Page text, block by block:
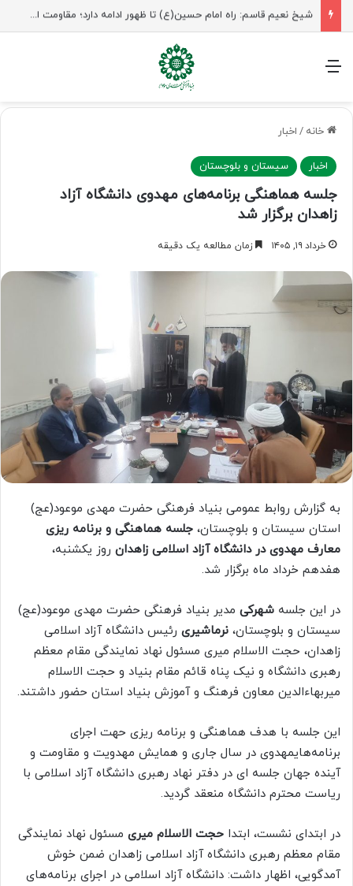
راهپیمایی اربعین، رزمایش منتظران ظهور
منو
خانه / اخبار
اخبار سیستان و بلوچستان
جلسه هماهنگی برنامه‌های مهدوی دانشگاه آزاد
زاهدان برگزار شد
خرداد ۱۹, ۱۴۰۵ زمان مطالعه یک دقیقه
به گزارش روابط عمومی بنیاد فرهنگی حضرت مهدی موعود(عج)
استان سیستان و بلوچستان، جلسه هماهنگی و برنامه ریزی
معارف مهدوی در دانشگاه آزاد اسلامی زاهدان روز یکشنبه،
هفدهم خرداد ماه برگزار شد.
در این جلسه شهرکی مدیر بنیاد فرهنگی حضرت مهدی موعود(عج)
سیستان و بلوچستان، نرماشیری رئیس دانشگاه آزاد اسلامی
زاهدان، حجت الاسلام میری مسئول نهاد نمایندگی مقام معظم
رهبری دانشگاه و نیک پناه قائم مقام بنیاد و حجت الاسلام
میربهاءالدین معاون فرهنگ و آموزش بنیاد استان حضور داشتند.
این جلسه با هدف هماهنگی و برنامه ریزی حهت اجرای
برنامه‌هایمهدوی در سال جاری و همایش مهدویت و مقاومت و
آینده جهان جلسه ای در دفتر نهاد رهبری دانشگاه آزاد اسلامی با
ریاست محترم دانشگاه منعقد گردید.
در ابتدای نشست، ابتدا حجت الاسلام میری مسئول نهاد نمایندگی
مقام معظم رهبری دانشگاه آزاد اسلامی زاهدان ضمن خوش
آمدگویی، اظهار داشت: دانشگاه آزاد اسلامی در اجرای برنامه‌های